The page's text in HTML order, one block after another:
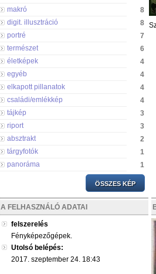
makró
8
digit. illusztráció
8
portré
7
természet
6
életképek
4
egyéb
4
elkapott pillanatok
4
családi/emlékkép
4
tájkép
3
riport
3
absztrakt
2
tárgyfotók
1
panoráma
1
ÖSSZES KÉP
A FELHASZNÁLÓ ADATAI
felszerelés
Fényképezőgépek.
Utolsó belépés:
2017. szeptember 24. 18:43